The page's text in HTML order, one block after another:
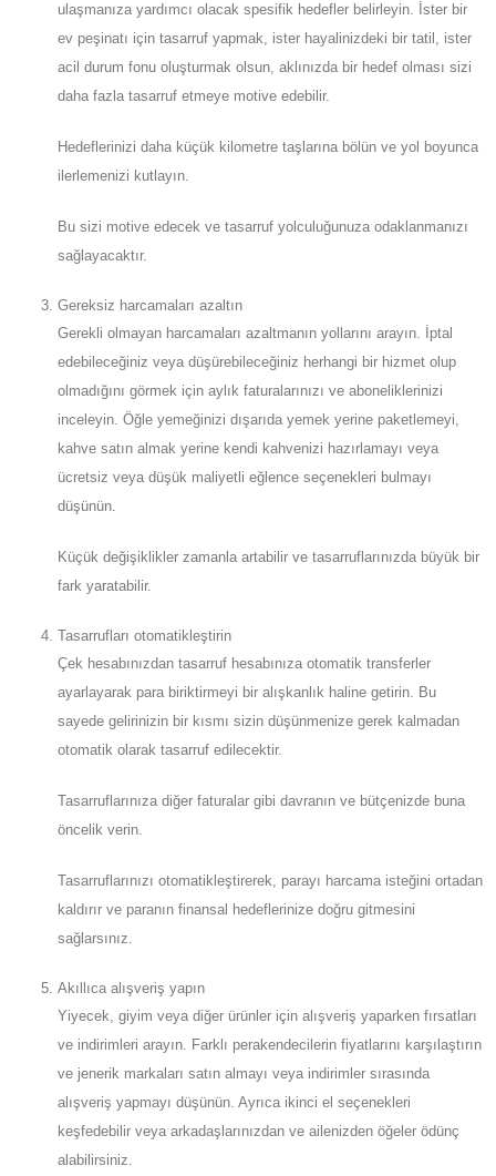
ulaşmanıza yardımcı olacak spesifik hedefler belirleyin. İster bir
ev peşinatı için tasarruf yapmak, ister hayalinizdeki bir tatil, ister
acil durum fonu oluşturmak olsun, aklınızda bir hedef olması sizi
daha fazla tasarruf etmeye motive edebilir.
Hedeflerinizi daha küçük kilometre taşlarına bölün ve yol boyunca
ilerlemenizi kutlayın.
Bu sizi motive edecek ve tasarruf yolculuğunuza odaklanmanızı
sağlayacaktır.
Gereksiz harcamaları azaltın
Gerekli olmayan harcamaları azaltmanın yollarını arayın. İptal
edebileceğiniz veya düşürebileceğiniz herhangi bir hizmet olup
olmadığını görmek için aylık faturalarınızı ve aboneliklerinizi
inceleyin. Öğle yemeğinizi dışarıda yemek yerine paketlemeyi,
kahve satın almak yerine kendi kahvenizi hazırlamayı veya
ücretsiz veya düşük maliyetli eğlence seçenekleri bulmayı
düşünün.
Küçük değişiklikler zamanla artabilir ve tasarruflarınızda büyük bir
fark yaratabilir.
Tasarrufları otomatikleştirin
Çek hesabınızdan tasarruf hesabınıza otomatik transferler
ayarlayarak para biriktirmeyi bir alışkanlık haline getirin. Bu
sayede gelirinizin bir kısmı sizin düşünmenize gerek kalmadan
otomatik olarak tasarruf edilecektir.
Tasarruflarınıza diğer faturalar gibi davranın ve bütçenizde buna
öncelik verin.
Tasarruflarınızı otomatikleştirerek, parayı harcama isteğini ortadan
kaldırır ve paranın finansal hedeflerinize doğru gitmesini
sağlarsınız.
Akıllıca alışveriş yapın
Yiyecek, giyim veya diğer ürünler için alışveriş yaparken fırsatları
ve indirimleri arayın. Farklı perakendecilerin fiyatlarını karşılaştırın
ve jenerik markaları satın almayı veya indirimler sırasında
alışveriş yapmayı düşünün. Ayrıca ikinci el seçenekleri
keşfedebilir veya arkadaşlarınızdan ve ailenizden öğeler ödünç
alabilirsiniz.